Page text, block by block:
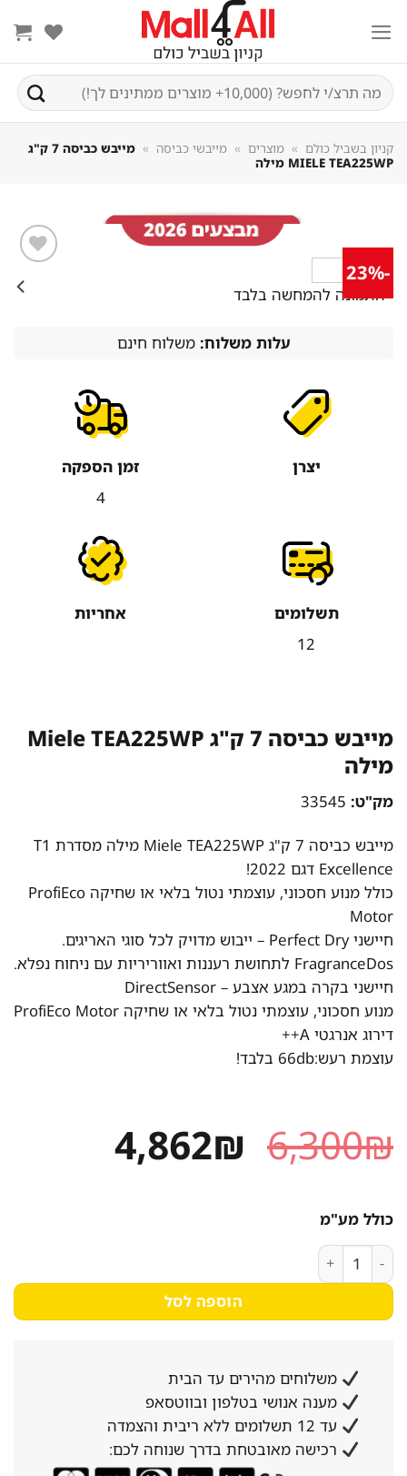
חיפוש
עבור:
קניון בשביל כולם מוצרים מייבשי כביסה
מייבש כביסה 7 ק"ג
MIELE TEA225WP מילה
שמור
מוצר
*התמונה להמחשה בלבד
עלות משלוח:משלוח חינם
יצרן
זמן הספקה
4
תשלומים
12
אחריות
מייבש כביסה 7 ק"ג Miele TEA225WP
מילה
מק"ט:33545
מייבש כביסה 7 ק"ג Miele TEA225WP מילה מסדרת T1
Excellence דגם 2022!
כולל מנוע חסכוני, עוצמתי נטול בלאי או שחיקה ProfiEco
Motor
חיישני Perfect Dry – ייבוש מדויק לכל סוגי האריגים.
FragranceDos לתחושת רעננות ואווריריות עם ניחוח נפלא.
חיישני בקרה במגע אצבע – DirectSensor
מנוע חסכוני, עוצמתי נטול בלאי או שחיקה ProfiEco Motor
דירוג אנרגטי A++
עוצמת רעש:66db בלבד!
6,300₪ המחיר
המקורי
4,862₪ המחיר
כולל מע"מ
כמות של מייבש כביסה 7 ק"ג Miele TEA225WP מילה
הוספה לסל
משלוחים מהירים עד הבית
מענה אנושי בטלפון ובווטסאפ
עד 12 תשלומים ללא ריבית והצמדה
רכישה מאובטחת בדרך שנוחה לכם: